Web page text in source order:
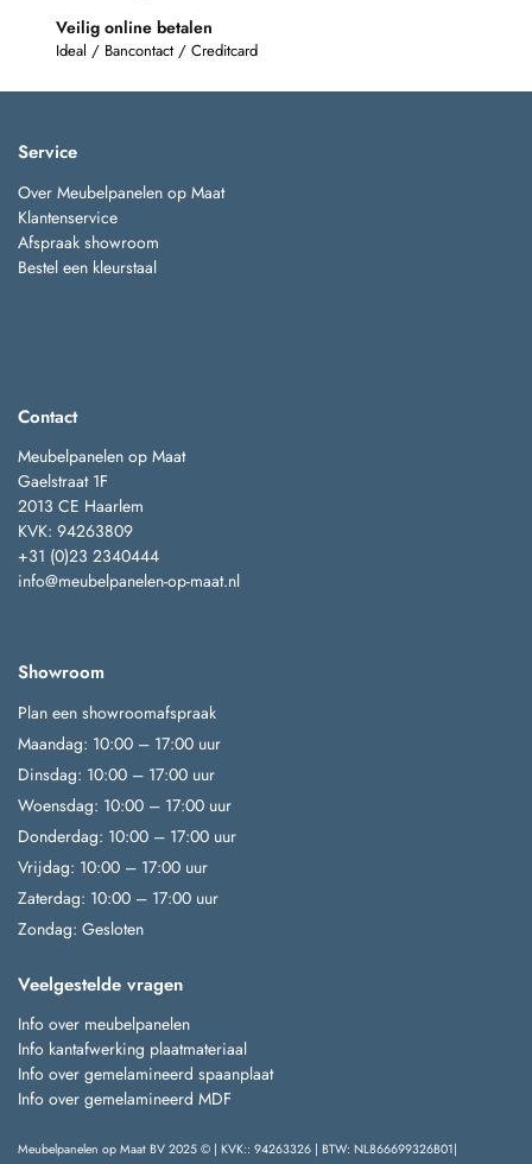
Veilig online betalen
Ideal / Bancontact / Creditcard
Service
Over Meubelpanelen op Maat
Klantenservice
Afspraak showroom
Bestel een kleurstaal
Contact
Meubelpanelen op Maat
Gaelstraat 1F
2013 CE Haarlem
KVK: 94263809
+31 (0)23 2340444
info@meubelpanelen-op-maat.nl
Showroom
Plan een showroomafspraak
Maandag: 10:00 – 17:00 uur
Dinsdag: 10:00 – 17:00 uur
Woensdag: 10:00 – 17:00 uur
Donderdag: 10:00 – 17:00 uur
Vrijdag: 10:00 – 17:00 uur
Zaterdag: 10:00 – 17:00 uur
Zondag: Gesloten
Veelgestelde vragen
Info over meubelpanelen
Info kantafwerking plaatmateriaal
Info over gemelamineerd spaanplaat
Info over gemelamineerd MDF
Meubelpanelen op Maat BV 2025 © | KVK:: 94263326 | BTW: NL866699326B01|